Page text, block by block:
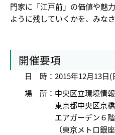
門家に「江戸前」の価値や魅
ように残していくかを、みな
開催要項
日 時： 2015年12月13日(
場 所： 中央区立環境情
東京都中央区京
エアガーデン６階
（東京メトロ銀